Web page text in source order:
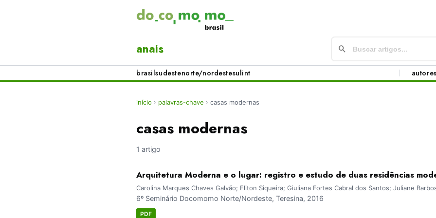
anais
brasilsudestenorte/nordestesulint
início › palavras-chave › casas modernas
casas modernas
1 artigo
Arquitetura Moderna e o lugar: registro e estudo de duas residências
Carolina Marques Chaves Galvão; Eliton Siqueira; Giuliana Fortes Cabral dos Santos; Juliane
6º Seminário Docomomo Norte/Nordeste, Teresina, 2016
PDF